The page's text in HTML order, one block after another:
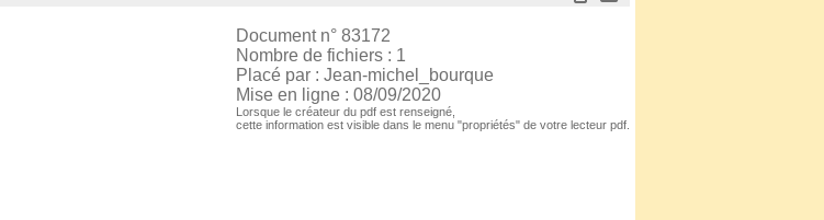
Document n° 83172
Nombre de fichiers : 1
Placé par : Jean-michel_bourque
Mise en ligne : 08/09/2020
Lorsque le créateur du pdf est renseigné,
cette information est visible dans le menu "propriétés" de votre lecteur pdf.